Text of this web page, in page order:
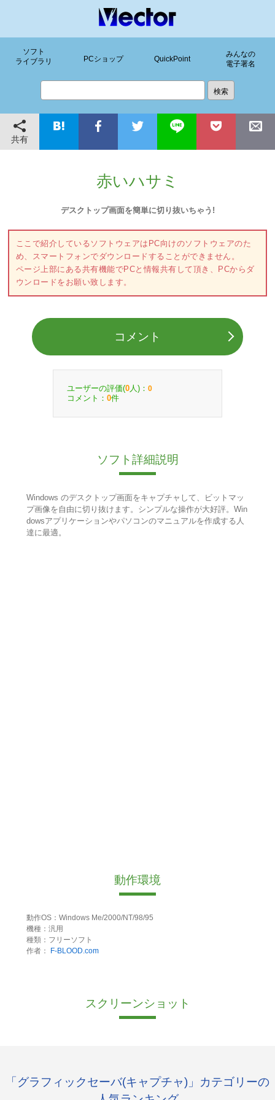
ソフト
ライブラリ
PCショップ QuickPoint
みんなの
電子署名
共有
赤いハサミ
デスクトップ画面を簡単に切り抜いちゃう!
ここで紹介しているソフトウェアはPC向けのソフトウェアのた
め、スマートフォンでダウンロードすることができません。
ページ上部にある共有機能でPCと情報共有して頂き、PCからダ
ウンロードをお願い致します。
コメント
ユーザーの評価(0 人)： 0
コメント： 0件
ソフト詳細説明
Windows のデスクトップ画面をキャプチャして、ビットマッ
プ画像を自由に切り抜けます。シンプルな操作が大好評。Win
dowsアプリケーションやパソコンのマニュアルを作成する人
達に最適。
動作環境
動作OS：Windows Me/2000/NT/98/95
機種：汎用
種類：フリーソフト
作者：
F-BLOOD.com
スクリーンショット
「グラフィックセーバ(キャプチャ)」カテゴリーの